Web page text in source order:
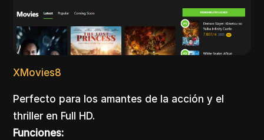
XMovies8
Perfecto para los amantes de la acción y el
thriller en Full HD.
Funciones: